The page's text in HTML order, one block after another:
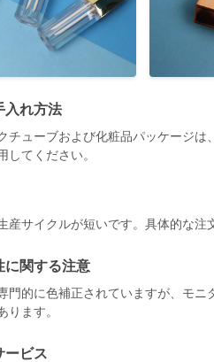
入れ方法
チューブおよび化粧品パッケージ
してください。
産サイクルが短いです。具体的な注
に関する注意
門的に色補正されていますが、モ
ります。
ービス